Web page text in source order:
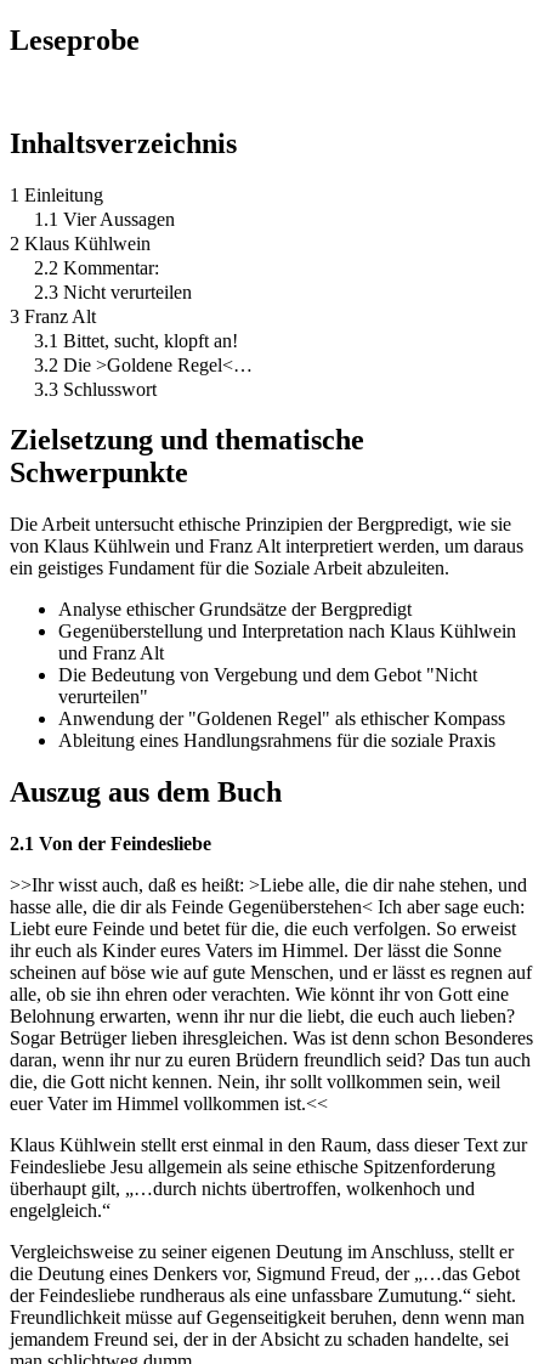
Leseprobe
Inhaltsverzeichnis
1 Einleitung
1.1 Vier Aussagen
2 Klaus Kühlwein
2.2 Kommentar:
2.3 Nicht verurteilen
3 Franz Alt
3.1 Bittet, sucht, klopft an!
3.2 Die >Goldene Regel<…
3.3 Schlusswort
Zielsetzung und thematische
Schwerpunkte
Die Arbeit untersucht ethische Prinzipien der Bergpredigt, wie sie
von Klaus Kühlwein und Franz Alt interpretiert werden, um daraus
ein geistiges Fundament für die Soziale Arbeit abzuleiten.
Analyse ethischer Grundsätze der Bergpredigt
Gegenüberstellung und Interpretation nach Klaus Kühlwein
und Franz Alt
Die Bedeutung von Vergebung und dem Gebot "Nicht
verurteilen"
Anwendung der "Goldenen Regel" als ethischer Kompass
Ableitung eines Handlungsrahmens für die soziale Praxis
Auszug aus dem Buch
2.1 Von der Feindesliebe
>>Ihr wisst auch, daß es heißt: >Liebe alle, die dir nahe stehen, und
hasse alle, die dir als Feinde Gegenüberstehen< Ich aber sage euch:
Liebt eure Feinde und betet für die, die euch verfolgen. So erweist
ihr euch als Kinder eures Vaters im Himmel. Der lässt die Sonne
scheinen auf böse wie auf gute Menschen, und er lässt es regnen auf
alle, ob sie ihn ehren oder verachten. Wie könnt ihr von Gott eine
Belohnung erwarten, wenn ihr nur die liebt, die euch auch lieben?
Sogar Betrüger lieben ihresgleichen. Was ist denn schon Besonderes
daran, wenn ihr nur zu euren Brüdern freundlich seid? Das tun auch
die, die Gott nicht kennen. Nein, ihr sollt vollkommen sein, weil
euer Vater im Himmel vollkommen ist.<<
Klaus Kühlwein stellt erst einmal in den Raum, dass dieser Text zur
Feindesliebe Jesu allgemein als seine ethische Spitzenforderung
überhaupt gilt, „…durch nichts übertroffen, wolkenhoch und
engelgleich.“
Vergleichsweise zu seiner eigenen Deutung im Anschluss, stellt er
die Deutung eines Denkers vor, Sigmund Freud, der „…das Gebot
der Feindesliebe rundheraus als eine unfassbare Zumutung.“ sieht.
Freundlichkeit müsse auf Gegenseitigkeit beruhen, denn wenn man
jemandem Freund sei, der in der Absicht zu schaden handelte, sei